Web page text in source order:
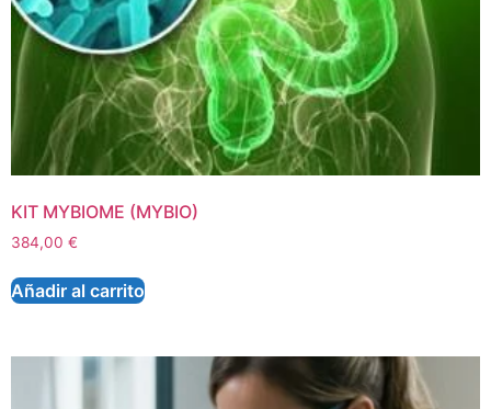
KIT MYBIOME (MYBIO)
384,00 €
Añadir al carrito